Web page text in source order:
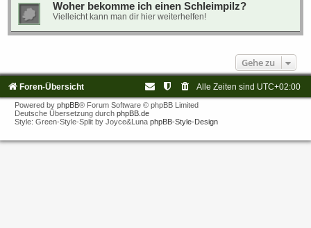
Woher bekomme ich einen Schleimpilz?
Vielleicht kann man dir hier weiterhelfen!
Gehe zu
Foren-Übersicht Alle Zeiten sind UTC+02:00
Powered by phpBB® Forum Software © phpBB Limited
Deutsche Übersetzung durch phpBB.de
Style: Green-Style-Split by Joyce&Luna phpBB-Style-Design